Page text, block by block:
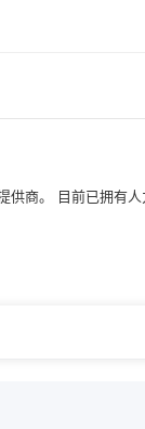
供商。 目前已拥有